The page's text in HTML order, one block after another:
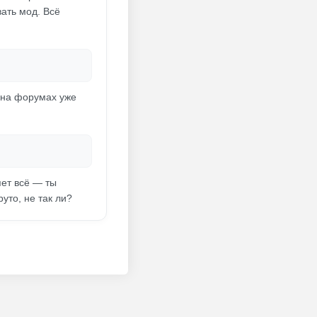
мод. Всё
форумах уже
всё — ты
не так ли?